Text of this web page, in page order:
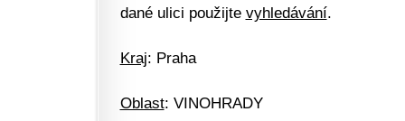
dané ulici použijte vyhledávání.
Kraj: Praha
Oblast: VINOHRADY